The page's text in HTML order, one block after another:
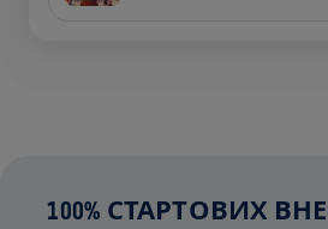
100% СТАРТОВИХ